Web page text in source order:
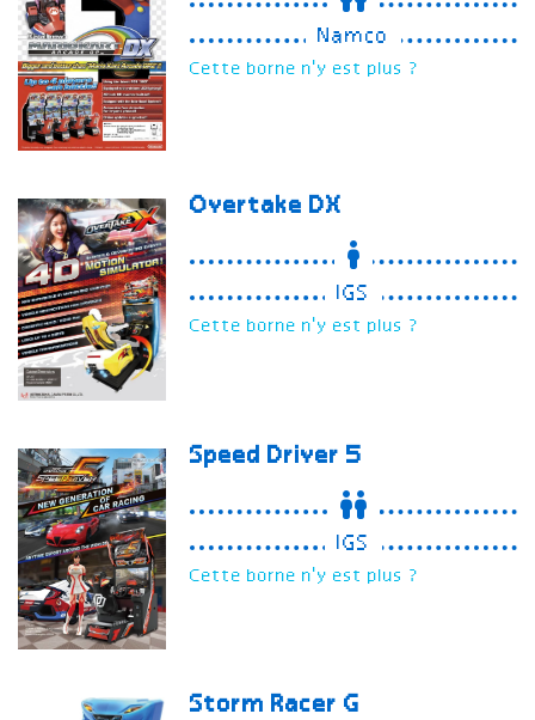
Namco
Cette borne n'y est plus ?
OvertakeDX
IGS
Cette borne n'y est plus ?
Speed Driver 5
IGS
Cette borne n'y est plus ?
Storm Racer G